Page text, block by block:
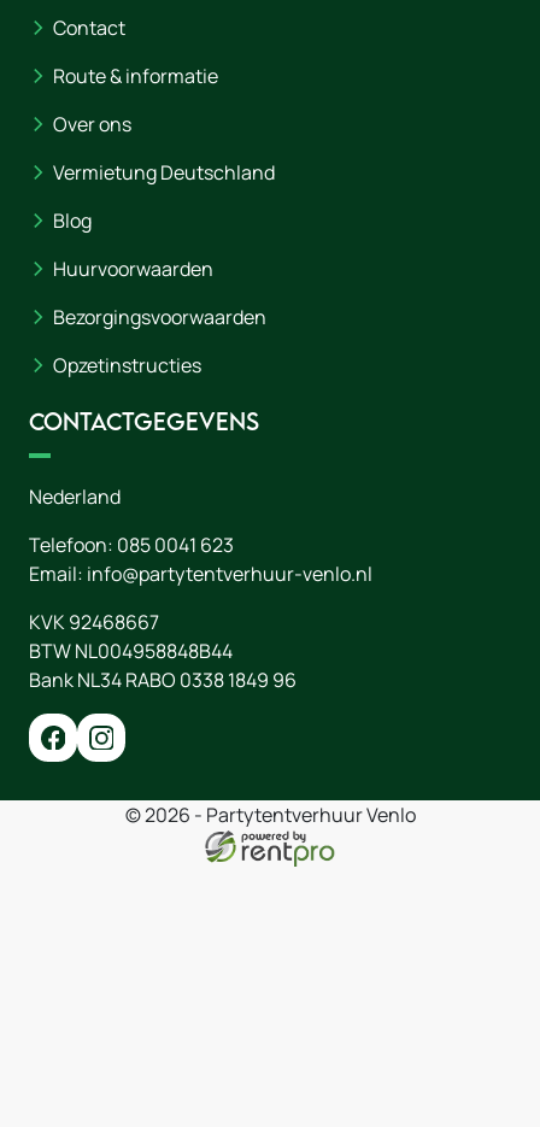
Contact
Route & informatie
Over ons
Vermietung Deutschland
Blog
Huurvoorwaarden
Bezorgingsvoorwaarden
Opzetinstructies
Contactgegevens
Nederland
Telefoon: 085 0041 623
Email: info@partytentverhuur-venlo.nl
KVK 92468667
BTW NL004958848B44
Bank NL34 RABO 0338 1849 96
© 2026 - Partytentverhuur Venlo